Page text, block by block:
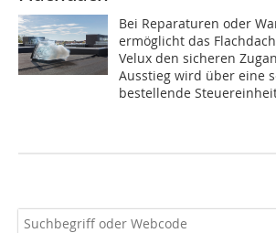
Bei Reparaturen oder
ermöglicht das
Velux den sicheren
Ausstieg wird über eine
bestellende